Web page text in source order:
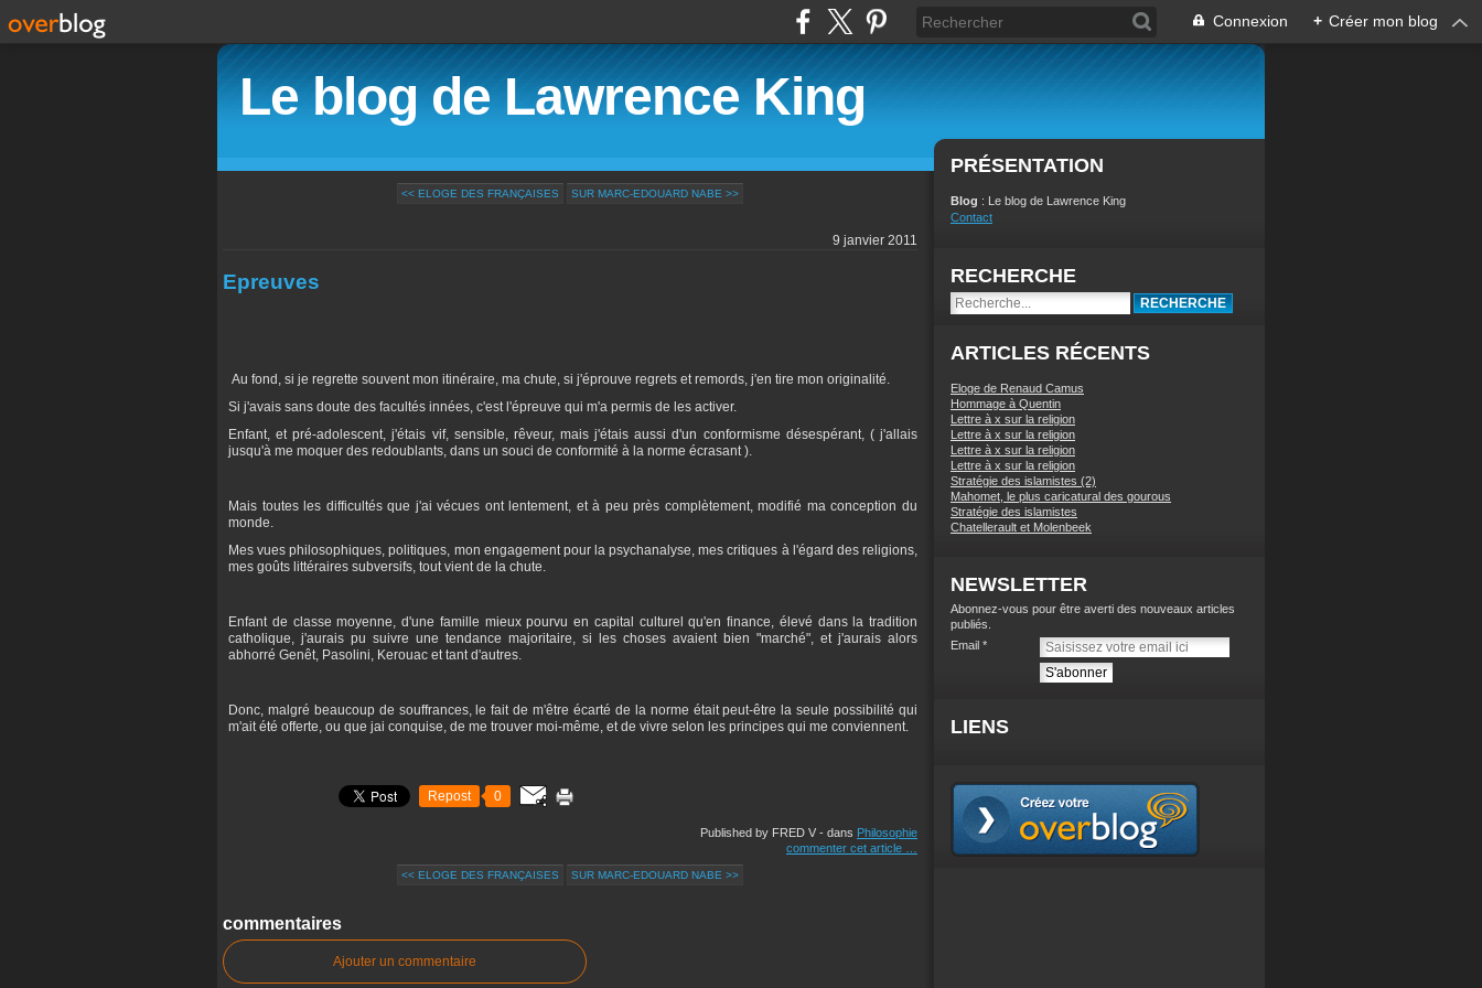
Connexion + Créer mon blog
Le blog de Lawrence King
<< ELOGE DES FRANÇAISES SUR MARC-EDOUARD NABE >>
9 janvier 2011
Epreuves
Au fond, si je regrette souvent mon itinéraire, ma chute, si j'éprouve regrets et remords, j'en tire mon originalité.
Si j'avais sans doute des facultés innées, c'est l'épreuve qui m'a permis de les activer.
Enfant, et pré-adolescent, j'étais vif, sensible, rêveur, mais j'étais aussi d'un conformisme désespérant, ( j'allais
jusqu'à me moquer des redoublants, dans un souci de conformité à la norme écrasant ).
Mais toutes les difficultés que j'ai vécues ont lentement, et à peu près complètement, modifié ma conception du
monde.
Mes vues philosophiques, politiques, mon engagement pour la psychanalyse, mes critiques à l'égard des religions,
mes goûts littéraires subversifs, tout vient de la chute.
Enfant de classe moyenne, d'une famille mieux pourvu en capital culturel qu'en finance, élevé dans la tradition
catholique, j'aurais pu suivre une tendance majoritaire, si les choses avaient bien "marché", et j'aurais alors
abhorré Genêt, Pasolini, Kerouac et tant d'autres.
Donc, malgré beaucoup de souffrances, le fait de m'être écarté de la norme était peut-être la seule possibilité qui
m'ait été offerte, ou que jai conquise, de me trouver moi-même, et de vivre selon les principes qui me conviennent.
Repost 0
Published by FRED V - dans Philosophie
commenter cet article
<< ELOGE DES FRANÇAISES SUR MARC-EDOUARD NABE >>
commentaires
Ajouter un commentaire
PRÉSENTATION
Blog : Le blog de Lawrence King
Contact
RECHERCHE
ARTICLES RÉCENTS
Eloge de Renaud Camus
Hommage à Quentin
Lettre à x sur la religion
Lettre à x sur la religion
Lettre à x sur la religion
Lettre à x sur la religion
Stratégie des islamistes (2)
Mahomet, le plus caricatural des gourous
Stratégie des islamistes
Chatellerault et Molenbeek
NEWSLETTER
Abonnez-vous pour être averti des nouveaux articles
publiés.
Email
LIENS